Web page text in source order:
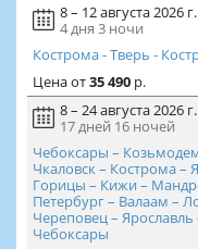
8 – 12 августа 2026 г.
4 дня 3 ночи
Кострома - Тверь -
Ценаот35 490р.
8 – 24 августа 2026 г.
17 дней 16 ночей
Чебоксары –
Чкаловск – Кострома –
Горицы – Кижи –
Петербург – Валаам –
Череповец –
Чебоксары